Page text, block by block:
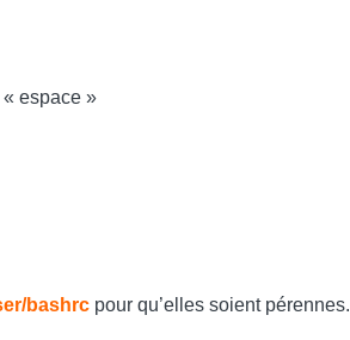
espace »
bashrc pour qu’elles soient pérennes.